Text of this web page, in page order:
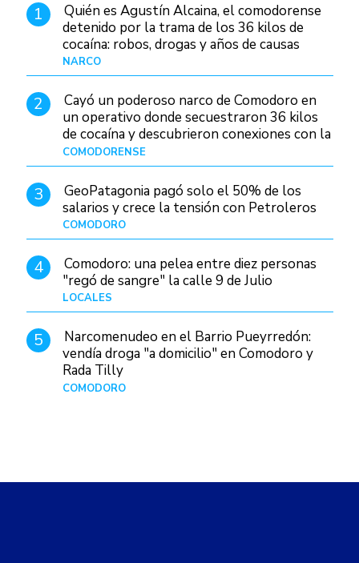
1
Quién es Agustín Alcaina, el comodorense
detenido por la trama de los 36 kilos de
cocaína: robos, drogas y años de causas
judiciales
NARCO
2
Cayó un poderoso narco de Comodoro en
un operativo donde secuestraron 36 kilos
de cocaína y descubrieron conexiones con la
Patagonia
COMODORENSE
3
GeoPatagonia pagó solo el 50% de los
salarios y crece la tensión con Petroleros
COMODORO
4
Comodoro: una pelea entre diez personas
"regó de sangre" la calle 9 de Julio
LOCALES
5
Narcomenudeo en el Barrio Pueyrredón:
vendía droga "a domicilio" en Comodoro y
Rada Tilly
COMODORO